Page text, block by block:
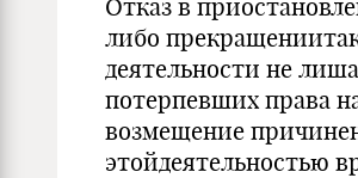
Отказ в
либо
деятельности не
потерпевших права
возмещение
этойдеятельностью